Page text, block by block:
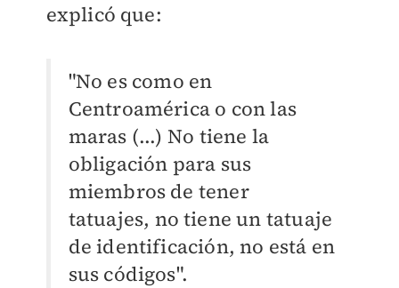
explicó que:
"No es como en
Centroamérica o con las
maras (...) No tiene la
obligación para sus
miembros de tener
tatuajes, no tiene un tatuaje
de identificación, no está en
sus códigos".